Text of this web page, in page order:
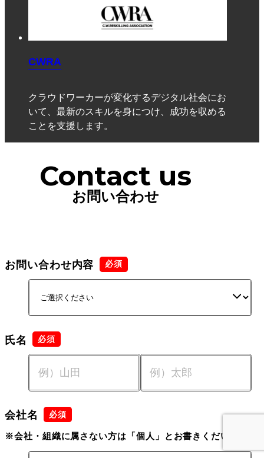
CWRA
クラウドワーカーが変化するデジタル社会にお
いて、最新のスキルを身につけ、成功を収める
ことを支援します。
Contact us
お問い合わせ
お問い合わせ内容
氏名
会社名
※会社・組織に属さない方は「個人」とお書きくだい